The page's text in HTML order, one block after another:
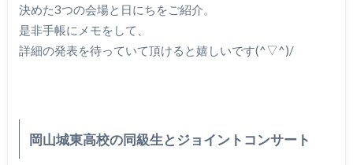
決めた3つの会場と日にちをご紹介。
是非手帳にメモをして、
詳細の発表を待っていて頂けると嬉しいです(^▽^)/
岡山城東高校の同級生とジョイントコンサート